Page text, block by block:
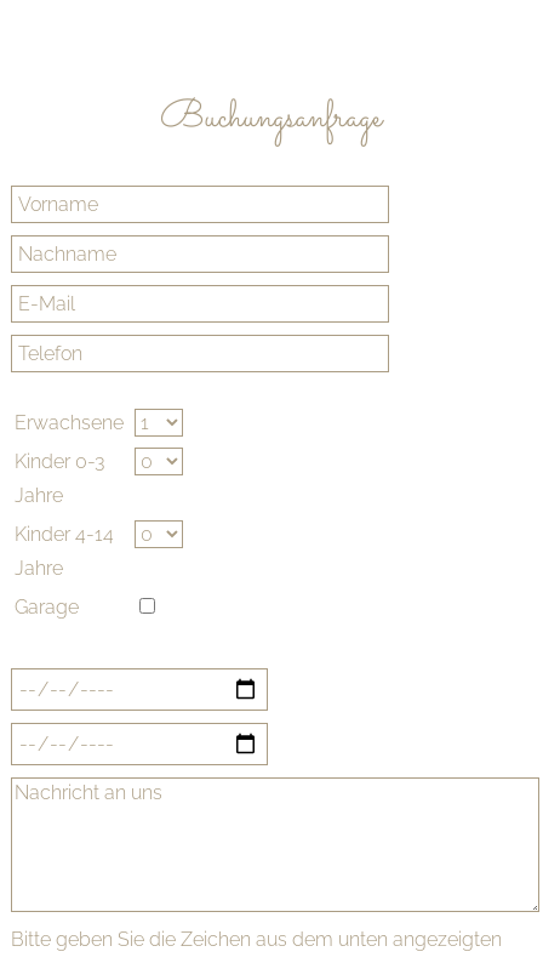
Buchungsanfrage
Erwachsene
Kinder 0-3
Jahre
Kinder 4-14
Jahre
Garage
Bitte geben Sie die Zeichen aus dem unten angezeigten